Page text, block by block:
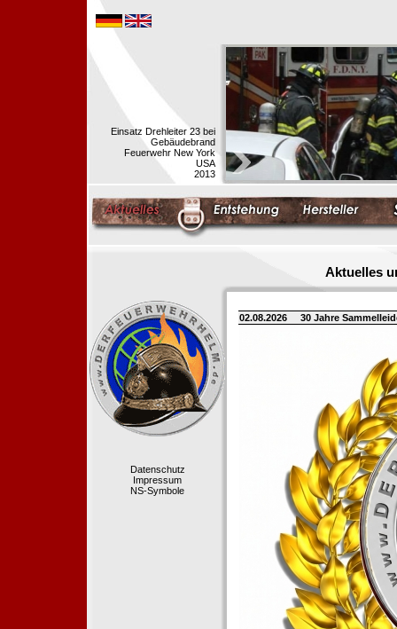
Einsatz Drehleiter 23 bei
Gebäudebrand
Feuerwehr New York
USA
2013
Aktuelles
Datenschutz
Impressum
NS-Symbole
02.08.2026 30 Jahre